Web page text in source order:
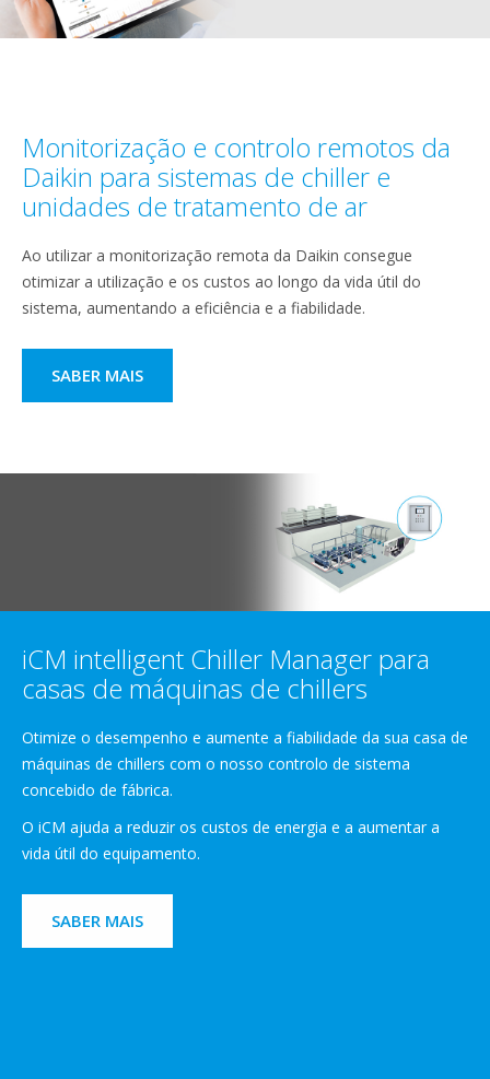
Monitorização e controlo remotos da
Daikin para sistemas de chiller e
unidades de tratamento de ar
Ao utilizar a monitorização remota da Daikin consegue
otimizar a utilização e os custos ao longo da vida útil do
sistema, aumentando a eficiência e a fiabilidade.
SABER MAIS
iCM intelligent Chiller Manager para
casas de máquinas de chillers
Otimize o desempenho e aumente a fiabilidade da sua casa de
máquinas de chillers com o nosso controlo de sistema
concebido de fábrica.
O iCM ajuda a reduzir os custos de energia e a aumentar a
vida útil do equipamento.
SABER MAIS